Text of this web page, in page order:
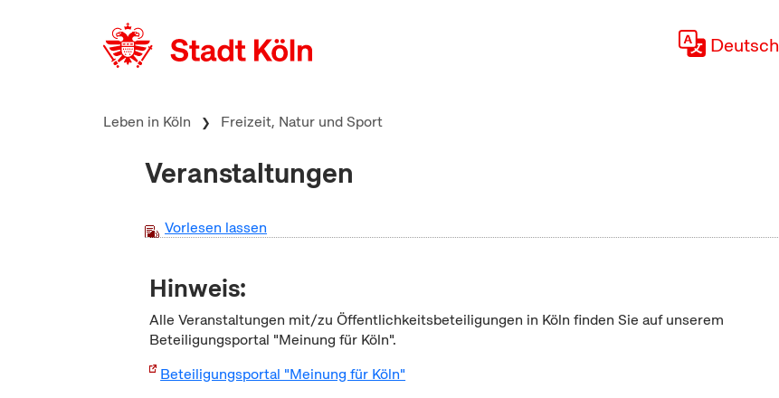
Deutsch
Leben in Köln Freizeit, Natur und Sport
Veranstaltungen
Vorlesen lassen
Hinweis:
Alle Veranstaltungen mit/zu Öffentlichkeitsbeteiligungen in Köln finden Sie auf unserem
Beteiligungsportal "Meinung für Köln".
Beteiligungsportal "Meinung für Köln"